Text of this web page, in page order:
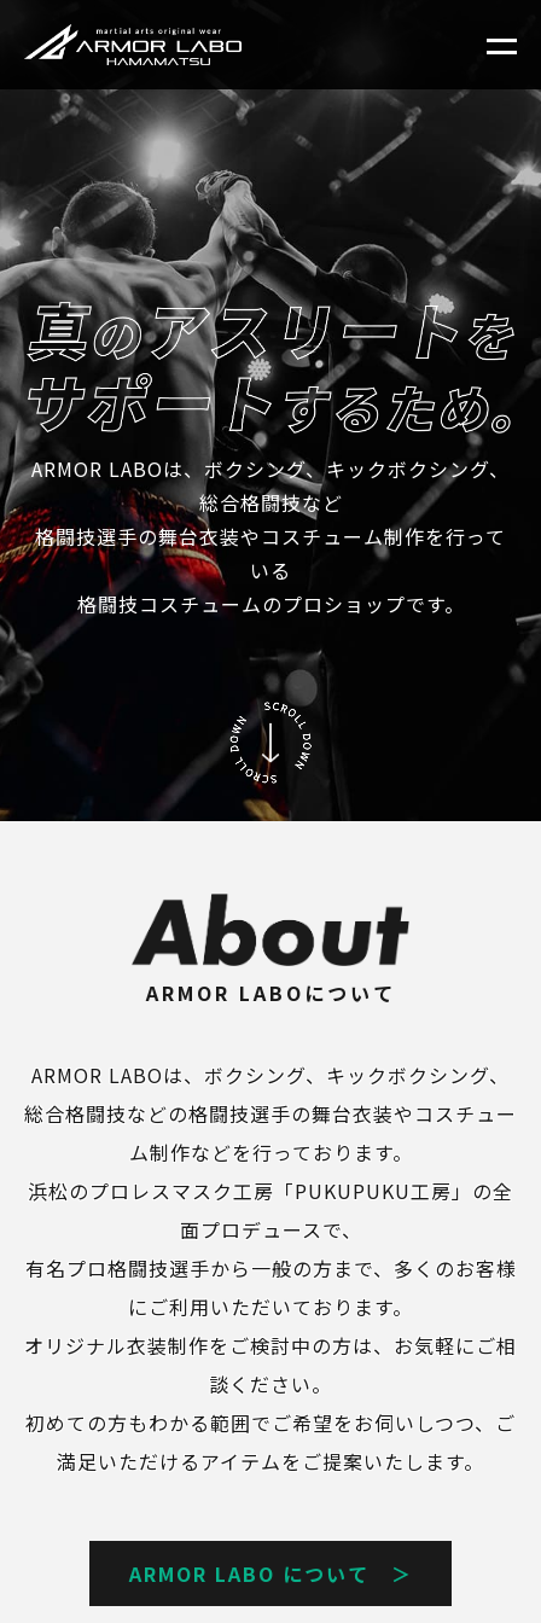
ARMOR LABOは、ボクシング、キックボクシング、
総合格闘技など
格闘技選手の舞台衣装やコスチューム制作を行って
いる
格闘技コスチュームのプロショップです。
ARMOR LABOについて
ARMOR LABOは、ボクシング、キックボクシング、
総合格闘技などの格闘技選手の舞台衣装やコスチュー
ム制作などを行っております。
浜松のプロレスマスク工房「PUKUPUKU工房」の全
面プロデュースで、
有名プロ格闘技選手から一般の方まで、多くのお客様
にご利用いただいております。
オリジナル衣装制作をご検討中の方は、お気軽にご相
談ください。
初めての方もわかる範囲でご希望をお伺いしつつ、ご
満足いただけるアイテムをご提案いたします。
ARMOR LABO について ＞